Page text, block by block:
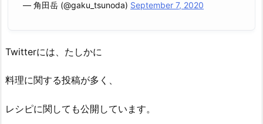
— 角田岳 (@gaku_tsunoda) September 7, 2020
Twitterには、たしかに
料理に関する投稿が多く、
レシピに関しても公開しています。